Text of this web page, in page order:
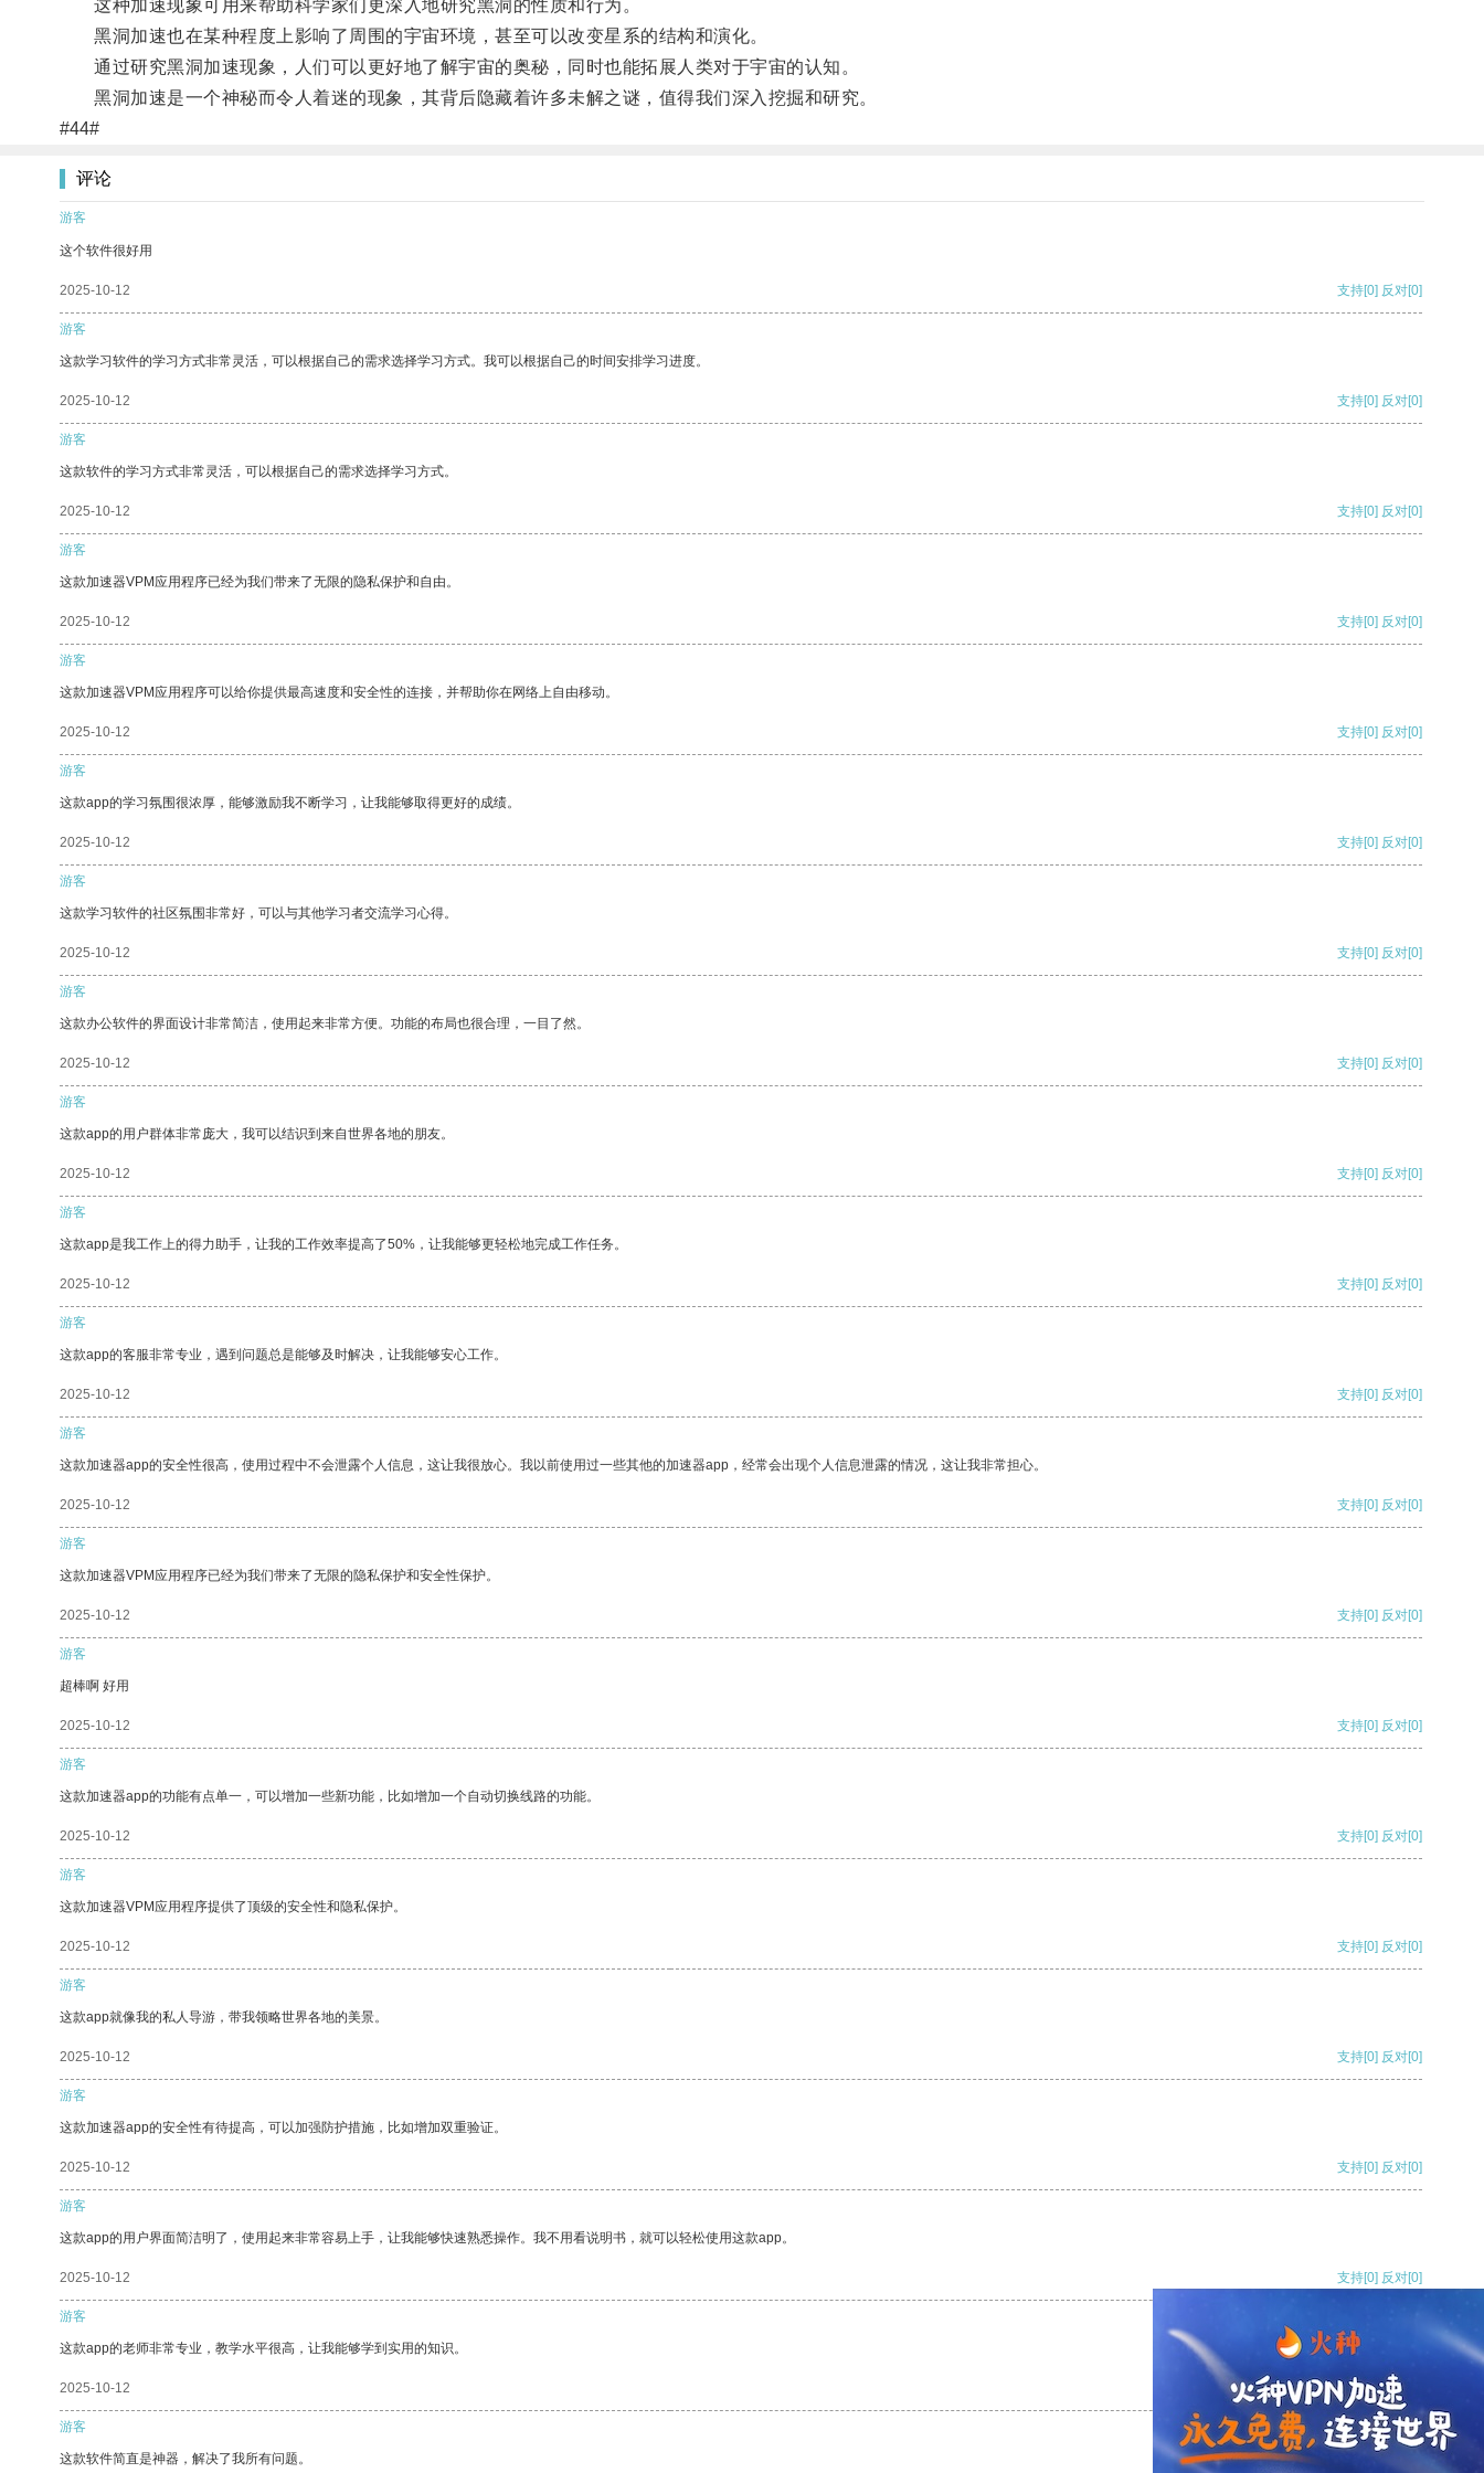
这种加速现象可用来帮助科学家们更深入地研究黑洞的性质和行为。
黑洞加速也在某种程度上影响了周围的宇宙环境，甚至可以改变星系的结构和演化。
通过研究黑洞加速现象，人们可以更好地了解宇宙的奥秘，同时也能拓展人类对于宇宙的认知。
黑洞加速是一个神秘而令人着迷的现象，其背后隐藏着许多未解之谜，值得我们深入挖掘和研究。
#44#
评论
游客
这个软件很好用
2025-10-12 支持[0] 反对[0]
游客
这款学习软件的学习方式非常灵活，可以根据自己的需求选择学习方式。我可以根据自己的时间安排学习进度。
2025-10-12 支持[0] 反对[0]
游客
这款软件的学习方式非常灵活，可以根据自己的需求选择学习方式。
2025-10-12 支持[0] 反对[0]
游客
这款加速器VPM应用程序已经为我们带来了无限的隐私保护和自由。
2025-10-12 支持[0] 反对[0]
游客
这款加速器VPM应用程序可以给你提供最高速度和安全性的连接，并帮助你在网络上自由移动。
2025-10-12 支持[0] 反对[0]
游客
这款app的学习氛围很浓厚，能够激励我不断学习，让我能够取得更好的成绩。
2025-10-12 支持[0] 反对[0]
游客
这款学习软件的社区氛围非常好，可以与其他学习者交流学习心得。
2025-10-12 支持[0] 反对[0]
游客
这款办公软件的界面设计非常简洁，使用起来非常方便。功能的布局也很合理，一目了然。
2025-10-12 支持[0] 反对[0]
游客
这款app的用户群体非常庞大，我可以结识到来自世界各地的朋友。
2025-10-12 支持[0] 反对[0]
游客
这款app是我工作上的得力助手，让我的工作效率提高了50%，让我能够更轻松地完成工作任务。
2025-10-12 支持[0] 反对[0]
游客
这款app的客服非常专业，遇到问题总是能够及时解决，让我能够安心工作。
2025-10-12 支持[0] 反对[0]
游客
这款加速器app的安全性很高，使用过程中不会泄露个人信息，这让我很放心。我以前使用过一些其他的加速器app，经常会出现个人信息泄露的情况，这让我非常担心。
2025-10-12 支持[0] 反对[0]
游客
这款加速器VPM应用程序已经为我们带来了无限的隐私保护和安全性保护。
2025-10-12 支持[0] 反对[0]
游客
超棒啊 好用
2025-10-12 支持[0] 反对[0]
游客
这款加速器app的功能有点单一，可以增加一些新功能，比如增加一个自动切换线路的功能。
2025-10-12 支持[0] 反对[0]
游客
这款加速器VPM应用程序提供了顶级的安全性和隐私保护。
2025-10-12 支持[0] 反对[0]
游客
这款app就像我的私人导游，带我领略世界各地的美景。
2025-10-12 支持[0] 反对[0]
游客
这款加速器app的安全性有待提高，可以加强防护措施，比如增加双重验证。
2025-10-12 支持[0] 反对[0]
游客
这款app的用户界面简洁明了，使用起来非常容易上手，让我能够快速熟悉操作。我不用看说明书，就可以轻松使用这款app。
2025-10-12 支持[0] 反对[0]
游客
这款app的老师非常专业，教学水平很高，让我能够学到实用的知识。
2025-10-12 支持[0] 反对
游客
这款软件简直是神器，解决了我所有问题。